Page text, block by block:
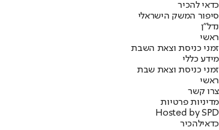
כדאי להכיר
סיפור המשק הישראלי
נדל"ן
ראשי
זמני כניסת וצאת השבת
מידע כללי
זמני כניסת וצאת שבת
ראשי
צרו קשר
מדיניות פרטיות
Hosted by SPD
כדאילהכיר